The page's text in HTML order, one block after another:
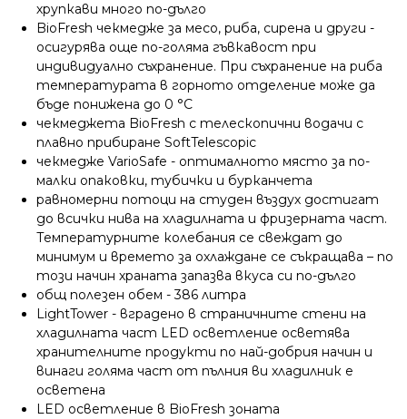
хрупкави много по-дълго
BioFresh чекмедже за месо, риба, сирена и други -
осигурява още по-голяма гъвкавост при
индивидуално съхранение. При съхранение на риба
температурата в горното отделение може да
бъде понижена до 0 °С
чекмеджета BioFresh с телескопични водачи с
плавно прибиране SoftTelescopic
чекмедже VarioSafe - оптималното място за по-
малки опаковки, тубички и бурканчета
равномерни потоци на студен въздух достигат
до всички нива на хладилната и фризерната част.
Температурните колебания се свеждат до
минимум и времето за охлаждане се съкращава – по
този начин храната запазва вкуса си по-дълго
общ полезен обем - 386 литра
LightTower - вградено в страничните стени на
хладилната част LED осветление осветява
хранителните продукти по най-добрия начин и
винаги голяма част от пълния ви хладилник е
осветена
LED осветление в BioFresh зоната